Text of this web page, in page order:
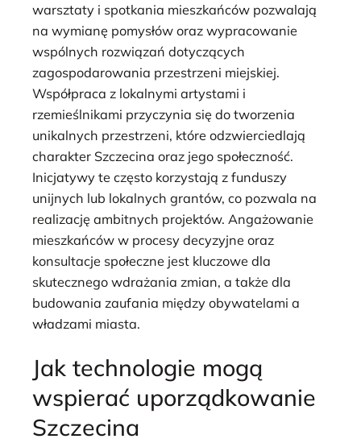
warsztaty i spotkania mieszkańców pozwalają
na wymianę pomysłów oraz wypracowanie
wspólnych rozwiązań dotyczących
zagospodarowania przestrzeni miejskiej.
Współpraca z lokalnymi artystami i
rzemieślnikami przyczynia się do tworzenia
unikalnych przestrzeni, które odzwierciedlają
charakter Szczecina oraz jego społeczność.
Inicjatywy te często korzystają z funduszy
unijnych lub lokalnych grantów, co pozwala na
realizację ambitnych projektów. Angażowanie
mieszkańców w procesy decyzyjne oraz
konsultacje społeczne jest kluczowe dla
skutecznego wdrażania zmian, a także dla
budowania zaufania między obywatelami a
władzami miasta.
Jak technologie mogą
wspierać uporządkowanie
Szczecina